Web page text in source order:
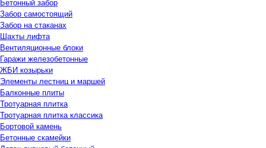
Забор самостоящий
Забор на стаканах
Шахты лифта
Вентиляционные блоки
Гаражи железобетонные
ЖБИ козырьки
Элементы лестниц и маршей
Балконные плиты
Тротуарная плитка
Тротуарная плитка классика
Бортовой камень
Бетонные скамейки